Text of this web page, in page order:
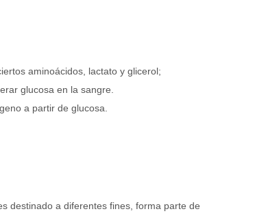
aminoácidos, lactato y glicerol;
glucosa en la sangre.
a partir de glucosa.
destinado a diferentes fines, forma parte de